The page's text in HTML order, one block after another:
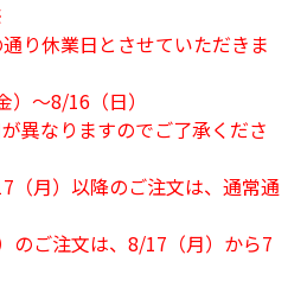
り休業日とさせていただきま
）～8/16（日）
異なりますのでご了承くださ
（月）以降のご注文は、通常通
のご注文は、8/17（月）から7